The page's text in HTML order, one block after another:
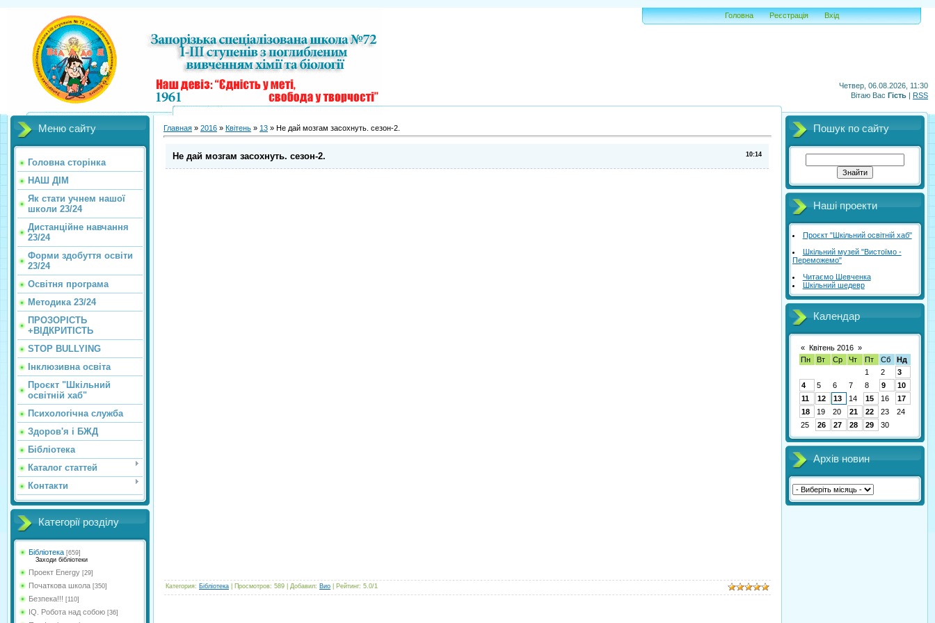
Четвер, 06.08.2026, 11:30
Вітаю Вас Гість | RSS
Головна Реєстрація Вхід
Меню сайту
Головна сторінка
НАШ ДІМ
Як стати учнем нашої
школи 23/24
Дистанційне навчання
23/24
Форми здобуття освіти
23/24
Освітня програма
Методика 23/24
ПРОЗОРІСТЬ
+ВІДКРИТІСТЬ
STOP BULLYING
Інклюзивна освіта
Проєкт "Шкільний
освітній хаб"
Психологічна служба
Здоров'я і БЖД
Бібліотека
Каталог статтей
Контакти
Категорії розділу
Бібліотека [659]
Заходи бібліотеки
Проект Energy [29]
Початкова школа [350]
Безпека!!! [110]
IQ. Робота над собою [36]
Главная » 2016 » Квітень » 13 » Не дай мозгам засохнуть. сезон-2.
10:14
Не дай мозгам засохнуть. сезон-2.
Категория: Бібліотека Просмотров: 589 Добавил: Вио Рейтинг: 5.0/1
Пошук по сайту
Наші проекти
Проєкт "Шкільний освітній хаб"
Шкільний музей "Вистоїмо -
Переможемо"
Читаємо Шевченка
Шкільний шедевр
Календар
« Квітень 2016 »
Пн
Вт Ср Чт Пт Сб
Нд
1
2
3
4
5 6 7 8 9
10
11
12 13 14 15 16
17
18
19 20 21 22 23
24
25
26 27 28 29 30
Архів новин